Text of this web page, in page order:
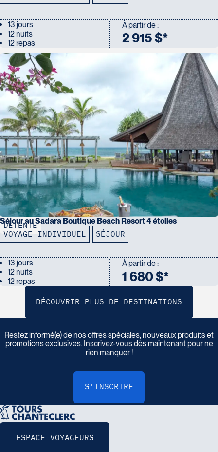
13 jours
12 nuits
12 repas
À partir de :
2 915 $*
DÉTENTE
Séjour au Sadara Boutique Beach Resort 4 étoiles
VOYAGE INDIVIDUEL SÉJOUR
13 jours
12 nuits
12 repas
À partir de :
1 680 $*
Insc ivez vous à n o tre inf lettre
Restez informé(e) de nos offres spéciales, nouveaux produits et
promotions exclusives. Inscrivez-vous dès maintenant pour ne
rien manquer !